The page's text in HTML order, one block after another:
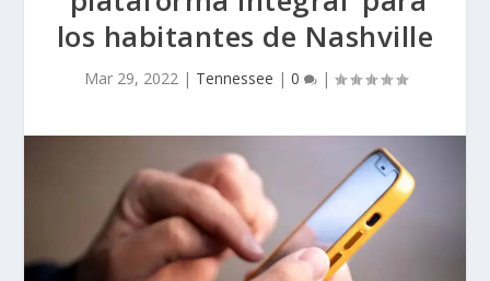
los habitantes de Nashville
Mar 29, 2022| Tennessee | 0 |